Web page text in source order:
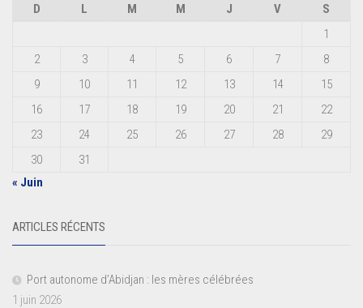
D
L M M J V
S
1
2
3 4 5 6 7
8
9
10 11 12 13 14
15
16
17 18 19 20 21
22
23
24 25 26 27 28
29
30
31
« Juin
ARTICLES RÉCENTS
Port autonome d’Abidjan : les mères célébrées
1 juin 2026